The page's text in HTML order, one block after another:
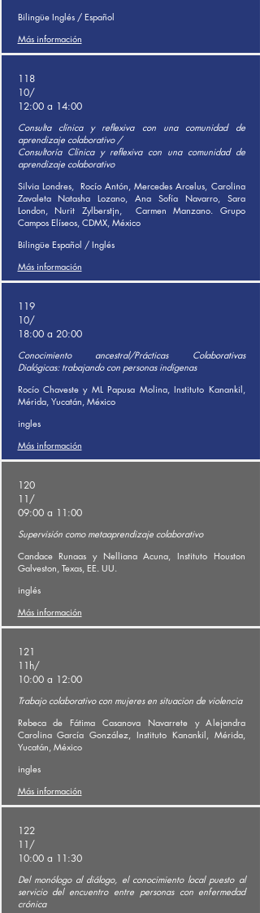
Bilingüe Inglés / Español
Más información
118
10/
12:00 a 14:00
Consulta clínica y reflexiva con una comunidad de
aprendizaje colaborativo /
Consultoría Clínica y reflexiva con una comunidad de
aprendizaje colaborativo
Silvia Londres, Rocío Antón, Mercedes Arcelus, Carolina
Zavaleta Natasha Lozano, Ana Sofía Navarro, Sara
London, Nurit Zylberstjn,
Carmen Manzano. Grupo
Campos Elíseos, CDMX, México
Bilingüe Español / Inglés
Más información
119
10/
18:00 a 20:00
Conocimiento ancestral/Prácticas Colaborativas
Dialógicas: trabajando con personas indígenas
Rocío Chaveste y ML Papusa Molina, Instituto Kanankil,
Mérida, Yucatán, México
ingles
Más información
120
11/
09:00 a 11:00
Supervisión como metaaprendizaje colaborativo
Candace Runaas y Nelliana Acuna, Instituto Houston
Galveston, Texas, EE. UU.
inglés
Más información
121
11h/
10:00 a 12:00
Trabajo colaborativo con mujeres en situacion de violencia
Rebeca de Fátima Casanova Navarrete y Alejandra
Carolina García González, Instituto Kanankil, Mérida,
Yucatán, México
ingles
Más información
122
11/
10:00 a 11:30
Del monólogo al diálogo, el conocimiento local puesto al
servicio del encuentro entre personas con enfermedad
crónica